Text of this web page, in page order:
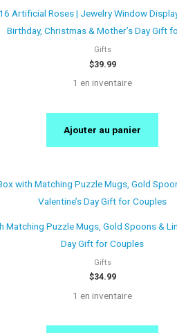
Artificial Roses | Jewelry Window
Birthday, Christmas & Mother’s Day Gift
Gifts
$39.99
1 en inventaire
Ajouter au panier
Matching Puzzle Mugs, Gold Spoons &
Day Gift for Couples
Gifts
$34.99
1 en inventaire